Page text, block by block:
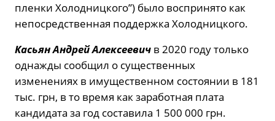
пленки Холодницкого”) было воспринято как
непосредственная поддержка Холодницкого.
Касьян Андрей Алексеевич в 2020 году только
однажды сообщил о существенных
изменениях в имущественном состоянии в 181
тыс. грн, в то время как заработная плата
кандидата за год составила 1 500 000 грн.